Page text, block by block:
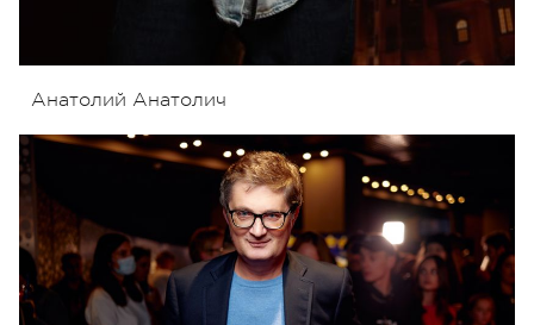
Анатолий Анатолич